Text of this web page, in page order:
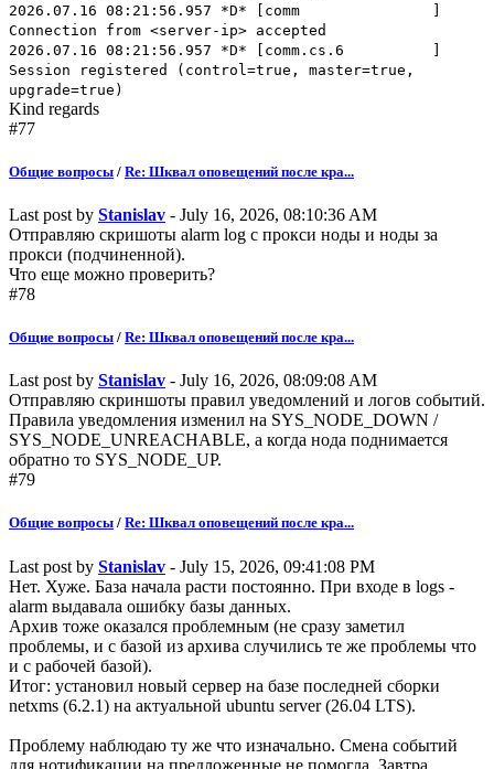
2026.07.16 08:21:56.957 *D* [comm ]
Connection from <server-ip> accepted
2026.07.16 08:21:56.957 *D* [comm.cs.6 ]
Session registered (control=true, master=true,
upgrade=true)
Kind regards
#77
Общие вопросы / Re: Шквал оповещений после кра...
Last post by Stanislav - July 16, 2026, 08:10:36 AM
Отправляю скришоты alarm log с прокси ноды и ноды за
прокси (подчиненной).
Что еще можно проверить?
#78
Общие вопросы / Re: Шквал оповещений после кра...
Last post by Stanislav - July 16, 2026, 08:09:08 AM
Отправляю скриншоты правил уведомлений и логов событий.
Правила уведомления изменил на SYS_NODE_DOWN /
SYS_NODE_UNREACHABLE, а когда нода поднимается
обратно то SYS_NODE_UP.
#79
Общие вопросы / Re: Шквал оповещений после кра...
Last post by Stanislav - July 15, 2026, 09:41:08 PM
Нет. Хуже. База начала расти постоянно. При входе в logs -
alarm выдавала ошибку базы данных.
Архив тоже оказался проблемным (не сразу заметил
проблемы, и с базой из архива случились те же проблемы что
и с рабочей базой).
Итог: установил новый сервер на базе последней сборки
netxms (6.2.1) на актуальной ubuntu server (26.04 LTS).
Проблему наблюдаю ту же что изначально. Смена событий
для нотификации на предложенные не помогла. Завтра